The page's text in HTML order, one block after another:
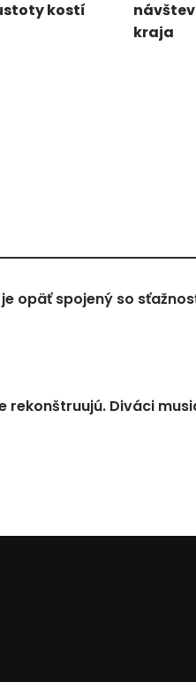
kostí
kraja
opäť spojený so
rekonštruujú. Diváci